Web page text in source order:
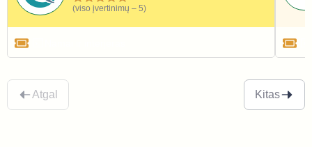
(viso įvertinimų – 5)
Atgal Kitas